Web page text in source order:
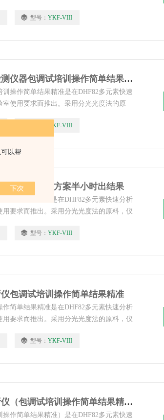
以帮
群，可远程指导服务，使用无忧，设备轻
型号： YKF-VIII
YKF-VIII盐湖锂检测仪器包调试培训操作简单结果精准
操作简单结果精准是在DHF82多元素快速
使用要求而推出。采用分光光度法的原
量元素含量可靠性差的问题，仪器通过一次
钙、镁、钾、钠等元素含量进行检测，缩
YKF-VIII
仪检测整体方案半小时出结果
案半小时出结果是在DHF82多元素快速分析
要求而推出。采用分光光度法的原料，仪
含量可靠性差的问题，仪器通过一次熔样可
型号： YKF-VIII
包调试培训操作简单结果精准
简单结果精准是在DHF82多元素快速分析
要求而推出。采用分光光度法的原料，仪
含量可靠性差的问题，仪器通过一次熔样可
型号： YKF-VIII
YKF-VIII锂矿分析仪（包调试培训操作简单结果精准）
作简单结果精准）是在DHF82多元素快速